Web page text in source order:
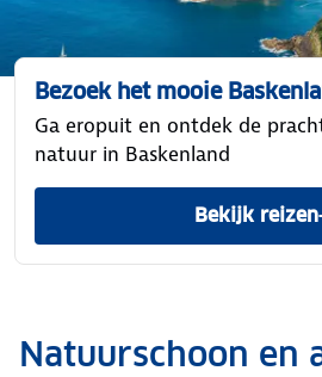
Bezoek het mooie
Ga eropuit en ontdek de
natuur in Baskenland
Bekijk reizen
Natuurschoon en